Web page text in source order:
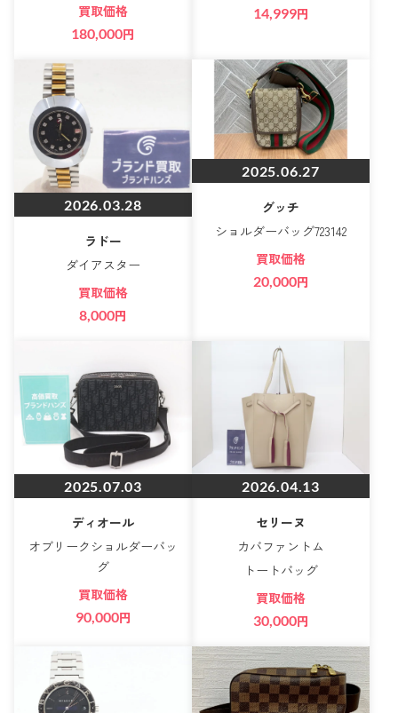
買取価格
180,000円
14,999円
2026.03.28
ラドー
ダイアスター
買取価格
8,000円
2025.06.27
グッチ
ショルダーバッグ723142
買取価格
20,000円
2025.07.03
ディオール
オブリークショルダーバッ
グ
買取価格
90,000円
2026.04.13
セリーヌ
カバファントム
トートバッグ
買取価格
30,000円